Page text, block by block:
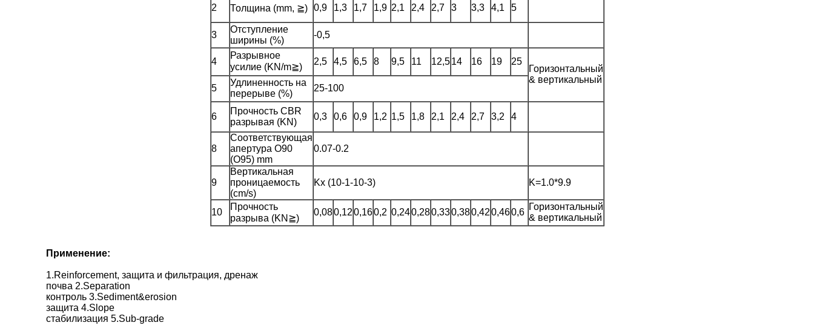
2 Толщина (mm, ≧) 0,9 1,3 1,7 1,9 2,1 2,4 2,7 3 3,3 4,1 5
3
Отступление
ширины (%)
-0,5
4
Разрывное
усилие (KN/m≧)
2,5 4,5 6,5 8 9,5 11 12,5 14 16 19 25
Горизонтальный
& вертикальный
5
Удлиненность на
перерыве (%)
25-100
6
Прочность CBR
разрывая (KN)
0,3 0,6 0,9 1,2 1,5 1,8 2,1 2,4 2,7 3,2 4
8
Соответствующая
апертура O90
(O95) mm
0.07-0.2
9
Вертикальная
проницаемость
(cm/s)
Kx (10-1-10-3) K=1.0*9.9
10
Прочность
разрыва (KN≧)
0,080,120,160,2 0,240,280,330,380,420,460,6
Горизонтальный
& вертикальный
Применение:
1.Reinforcement, защита и фильтрация, дренаж
почва 2.Separation
контроль 3.Sediment&erosion
защита 4.Slope
стабилизация 5.Sub-grade